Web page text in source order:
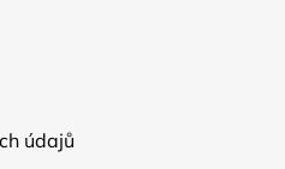
údajů